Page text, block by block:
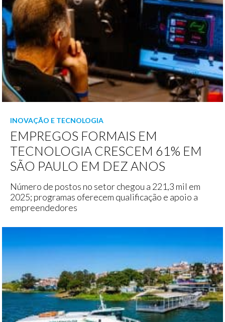
INOVAÇÃO E TECNOLOGIA
EMPREGOS FORMAIS EM
TECNOLOGIA CRESCEM 61% EM
SÃO PAULO EM DEZ ANOS
Número de postos no setor chegou a 221,3 mil em
2025; programas oferecem qualificação e apoio a
empreendedores